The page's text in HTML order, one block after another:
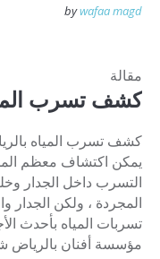
bywafaa magd
مقالة
كشف تسرب
كشف تسرب المياه
يمكن اكتشاف معظم
التسرب داخل الجدار
المجردة ، ولكن الجدار
تسربات المياه بأحدث
مؤسسة أفنان بالرياض